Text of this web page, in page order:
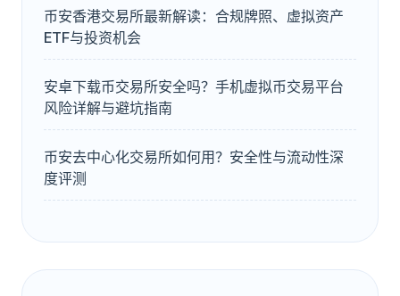
币安香港交易所最新解读：合规牌照、虚拟资产
ETF与投资机会
安卓下载币交易所安全吗？手机虚拟币交易平台
风险详解与避坑指南
币安去中心化交易所如何用？安全性与流动性深
度评测